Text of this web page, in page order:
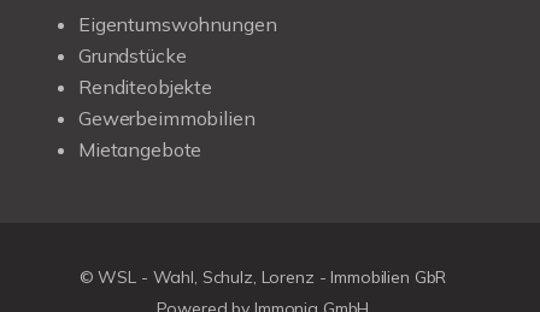
Eigentumswohnungen
Grundstücke
Renditeobjekte
Gewerbeimmobilien
Mietangebote
© WSL - Wahl, Schulz, Lorenz - Immobilien GbR